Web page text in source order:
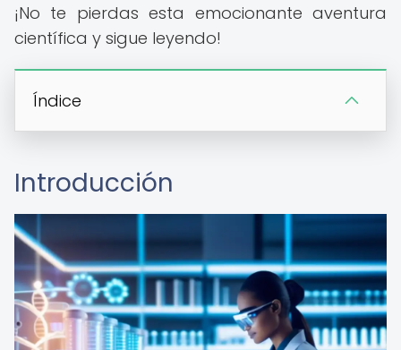
¡No te pierdas esta emocionante aventura
científica y sigue leyendo!
Índice
Introducción